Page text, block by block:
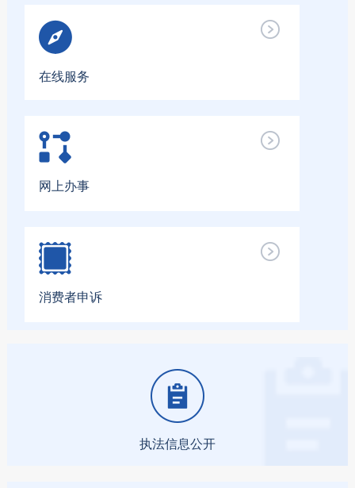
在线服务
网上办事
消费者申诉
执法信息公开